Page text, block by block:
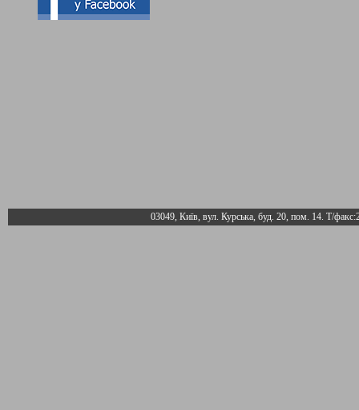
03049, Київ, вул. Курська, буд. 20, пом. 14. Т/